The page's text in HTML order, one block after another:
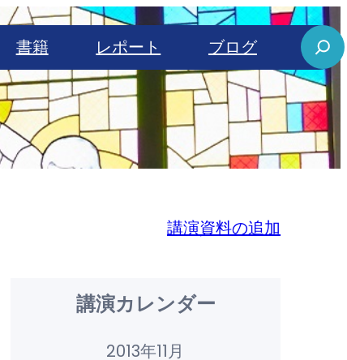
書籍 レポート ブログ
S
e
a
r
c
講演資料の追加
講演カレンダー
2013年11月